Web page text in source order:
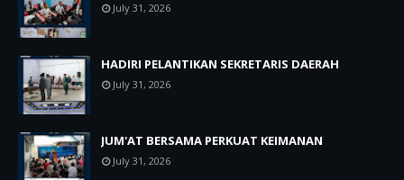
July 31, 2026
HADIRI PELANTIKAN SEKRETARIS DAERAH
July 31, 2026
JUM'AT BERSAMA PERKUAT KEIMANAN
July 31, 2026